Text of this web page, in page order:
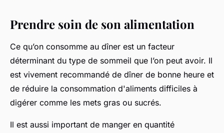
Prendre soin de son alimentation
Ce qu’on consomme au dîner est un facteur
déterminant du type de sommeil que l’on peut avoir. Il
est vivement recommandé de dîner de bonne heure et
de réduire la consommation d'aliments difficiles à
digérer comme les mets gras ou sucrés.
Il est aussi important de manger en quantité